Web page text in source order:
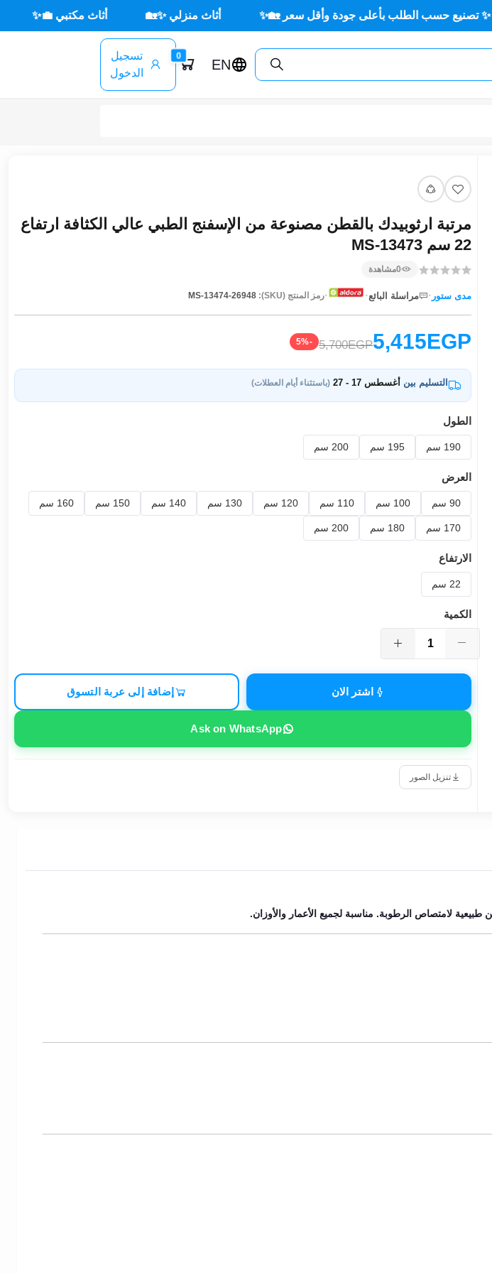
بأعلى جودة وأقل سعر 🏡✨ أثاث منزلي ✨🏡 أثاث مكتبي 💼✨ 🌳 أثاث
EN
0
تسجيل
الدخول
مرتبة ارثوبيدك بالقطن مصنوعة من الإسفنج الطبي عالي الكثافة ارتفاع
22 سم MS-13473
0مشاهدة
مدى ستور · مراسلة البائع ·
·رمز المنتج (SKU): MS-13474-26948
5,415EGP
5,700EGP
-5%
التسليم بين أغسطس 17 - 27 (باستثناء أيام العطلات)
الطول
190 سم 195 سم 200 سم
العرض
90 سم 100 سم 110 سم 120 سم 130 سم 140 سم 150 سم 160 سم
170 سم 180 سم 200 سم
الارتفاع
22 سم
الكمية
اشتر الان إضافة إلى عربة التسوق
Ask on WhatsApp
تنزيل الصور
لامتصاص الرطوبة. مناسبة لجميع الأعمار والأوزان.